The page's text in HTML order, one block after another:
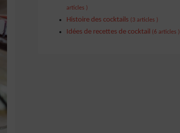
articles )
Histoire des cocktails (3 articles )
Idées de recettes de cocktail (6 articles )